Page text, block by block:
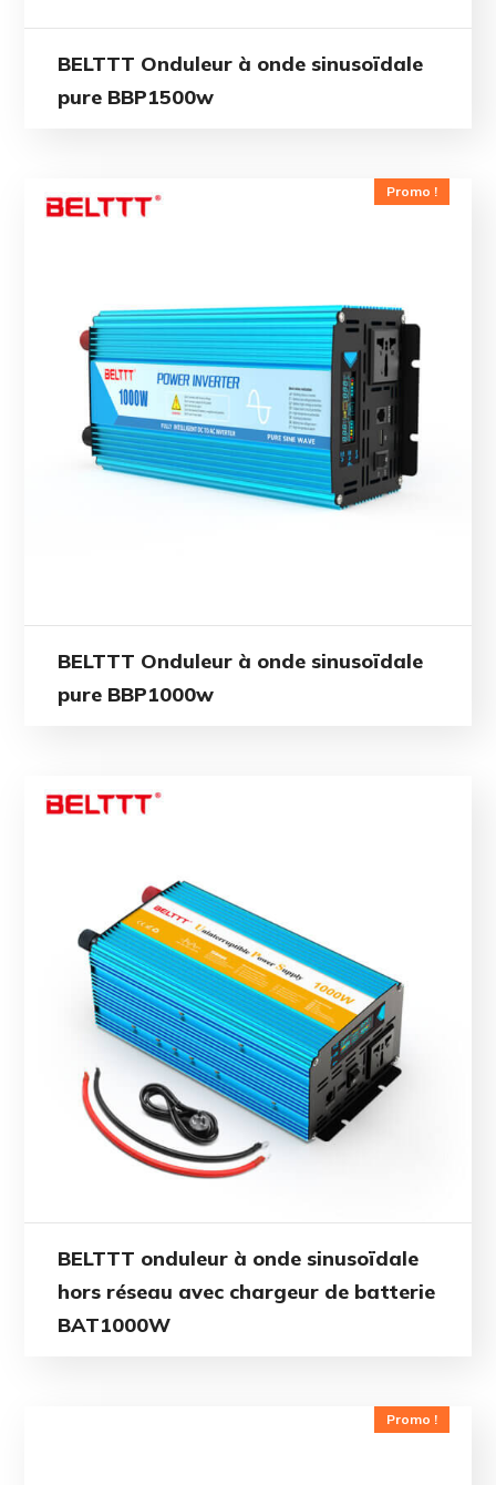
BELTTT Onduleur à onde sinusoïdale
pure BBP1500w
Promo !
BELTTT Onduleur à onde sinusoïdale
pure BBP1000w
BELTTT onduleur à onde sinusoïdale
hors réseau avec chargeur de batterie
BAT1000W
Promo !